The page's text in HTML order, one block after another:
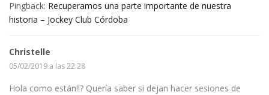
Pingback: Recuperamos una parte importante de nuestra
historia – Jockey Club Córdoba
Christelle
05/02/2019 a las 22:28
Hola como están!!? Quería saber si dejan hacer sesiones de